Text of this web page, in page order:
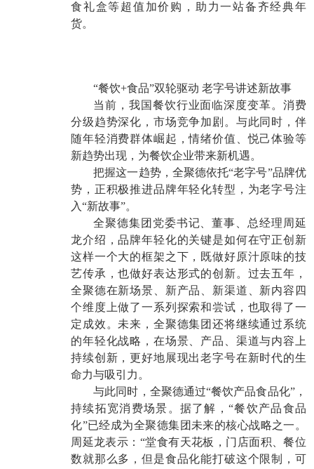
食礼盒等超值加价购，助力一站备齐经典年
货。
“餐饮+食品”双轮驱动 老字号讲述新故事
当前，我国餐饮行业面临深度变革。消费
分级趋势深化，市场竞争加剧。与此同时，伴
随年轻消费群体崛起，情绪价值、悦己体验等
新趋势出现，为餐饮企业带来新机遇。
把握这一趋势，全聚德依托“老字号”品牌优
势，正积极推进品牌年轻化转型，为老字号注
入“新故事”。
全聚德集团党委书记、董事、总经理周延
龙介绍，品牌年轻化的关键是如何在守正创新
这样一个大的框架之下，既做好原汁原味的技
艺传承，也做好表达形式的创新。过去五年，
全聚德在新场景、新产品、新渠道、新内容四
个维度上做了一系列探索和尝试，也取得了一
定成效。未来，全聚德集团还将继续通过系统
的年轻化战略，在场景、产品、渠道与内容上
持续创新，更好地展现出老字号在新时代的生
命力与吸引力。
与此同时，全聚德通过“餐饮产品食品化”，
持续拓宽消费场景。据了解，“餐饮产品食品
化”已经成为全聚德集团未来的核心战略之一。
周延龙表示：“堂食有天花板，门店面积、餐位
数就那么多，但是食品化能打破这个限制，可